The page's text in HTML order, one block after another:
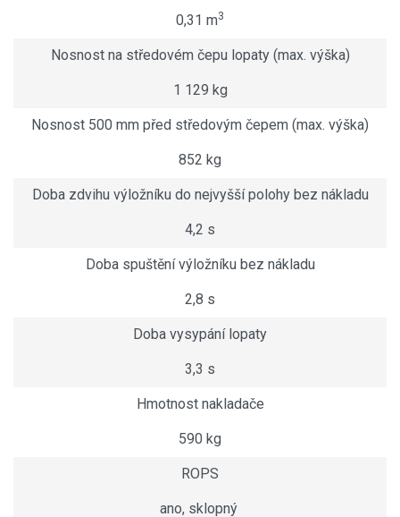
0,31 m3
Nosnost na středovém čepu lopaty (max. výška)
1 129 kg
Nosnost 500 mm před středovým čepem (max. výška)
852 kg
Doba zdvihu výložníku do nejvyšší polohy bez nákladu
4,2 s
Doba spuštění výložníku bez nákladu
2,8 s
Doba vysypání lopaty
3,3 s
Hmotnost nakladače
590 kg
ROPS
ano, sklopný